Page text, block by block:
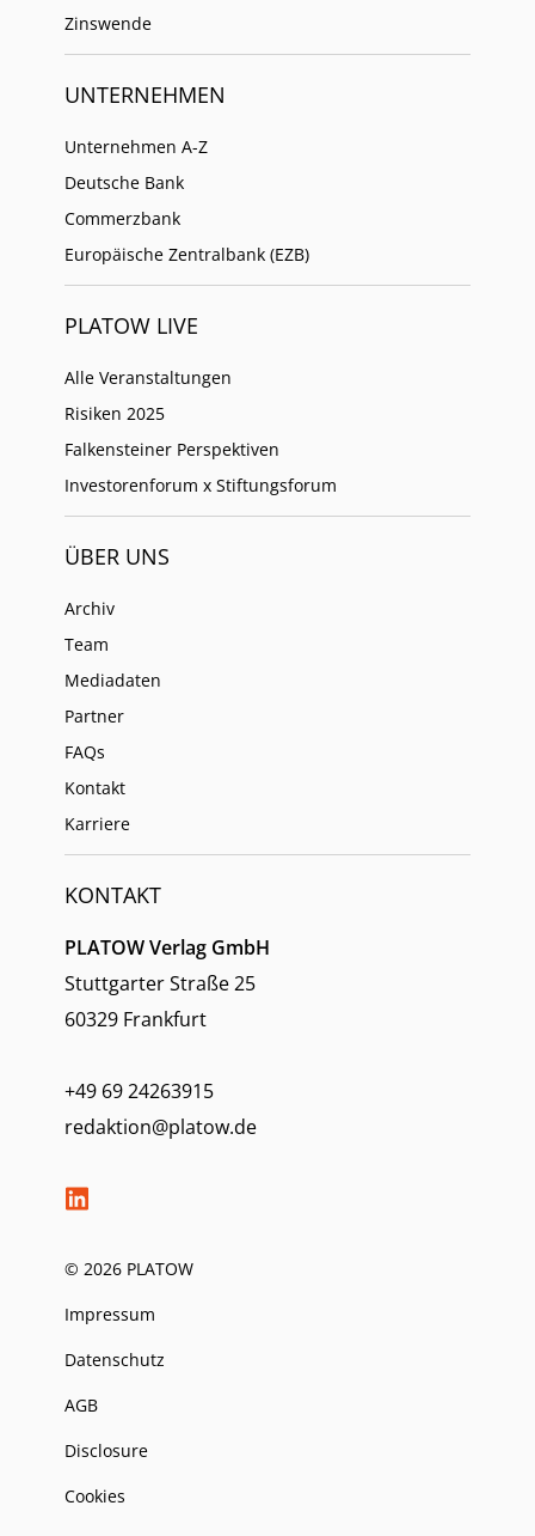
Zinswende
UNTERNEHMEN
Unternehmen A-Z
Deutsche Bank
Commerzbank
Europäische Zentralbank (EZB)
PLATOW LIVE
Alle Veranstaltungen
Risiken 2025
Falkensteiner Perspektiven
Investorenforum x Stiftungsforum
ÜBER UNS
Archiv
Team
Mediadaten
Partner
FAQs
Kontakt
Karriere
KONTAKT
PLATOW Verlag GmbH
Stuttgarter Straße 25
60329 Frankfurt
+49 69 24263915
redaktion@platow.de
© 2026 PLATOW
Impressum
Datenschutz
AGB
Disclosure
Cookies